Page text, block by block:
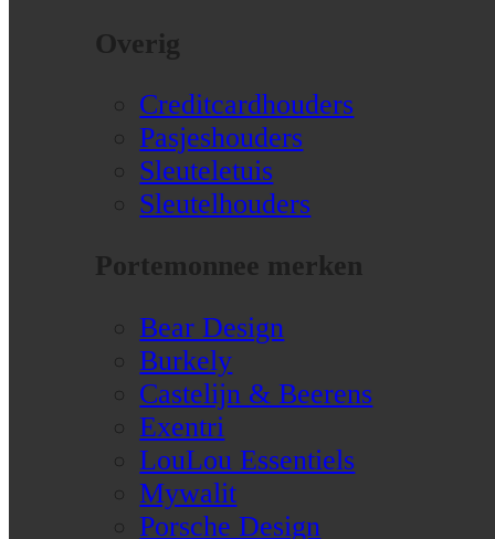
Overig
Creditcardhouders
Pasjeshouders
Sleuteletuis
Sleutelhouders
Portemonnee merken
Bear Design
Burkely
Castelijn & Beerens
Exentri
LouLou Essentiels
Mywalit
Porsche Design